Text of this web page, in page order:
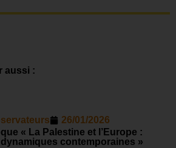
aussi :
26/01/2026
« La Palestine et l’Europe :
contemporaines »